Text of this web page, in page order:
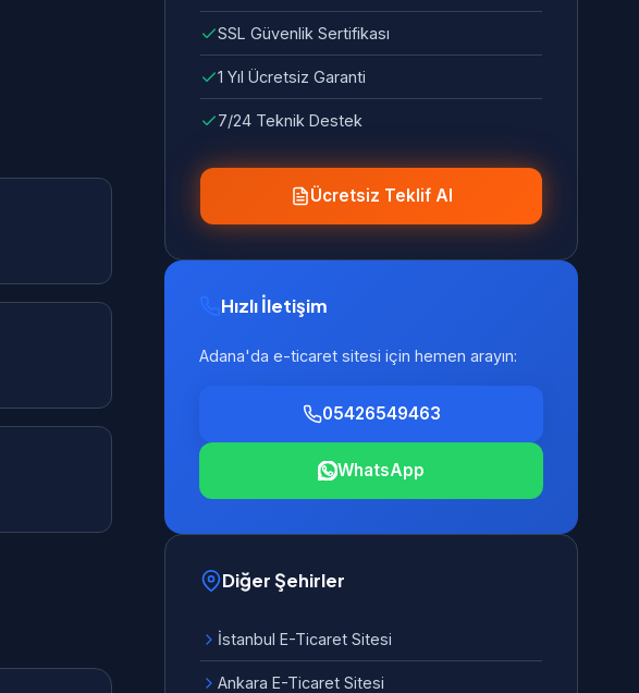
SSL Güvenlik Sertifikası
1 Yıl Ücretsiz Garanti
7/24 Teknik Destek
Ücretsiz Teklif Al
Hızlı İletişim
Adana'da e-ticaret sitesi için hemen arayın:
05426549463
WhatsApp
Diğer Şehirler
İstanbul E-Ticaret Sitesi
Ankara E-Ticaret Sitesi